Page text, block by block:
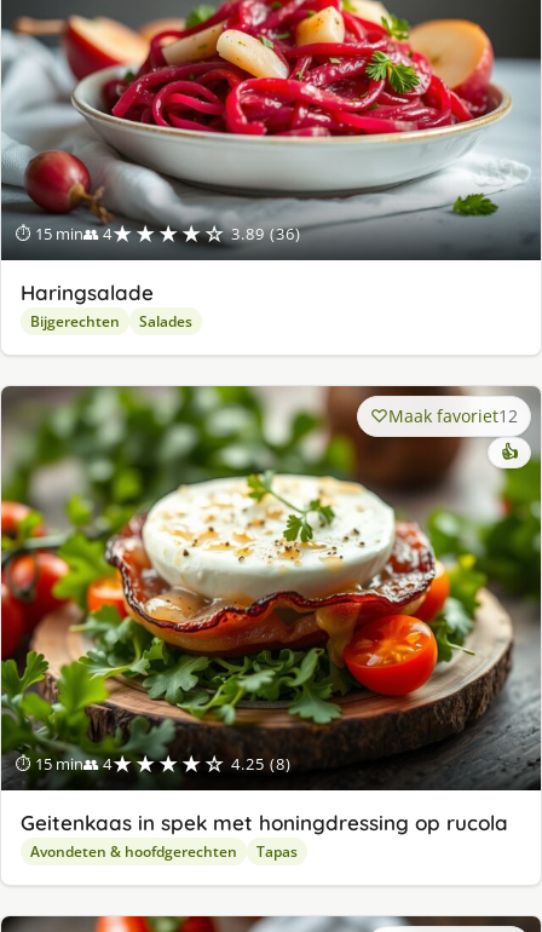
⏱ 15 min👥 4★★★★☆ 3.89 (36)
Haringsalade
Bijgerechten Salades
⏱ 15 min👥 4★★★★☆ 4.25 (8)
Maak favoriet12
👍
Geitenkaas in spek met honingdressing op rucola
Avondeten & hoofdgerechten Tapas